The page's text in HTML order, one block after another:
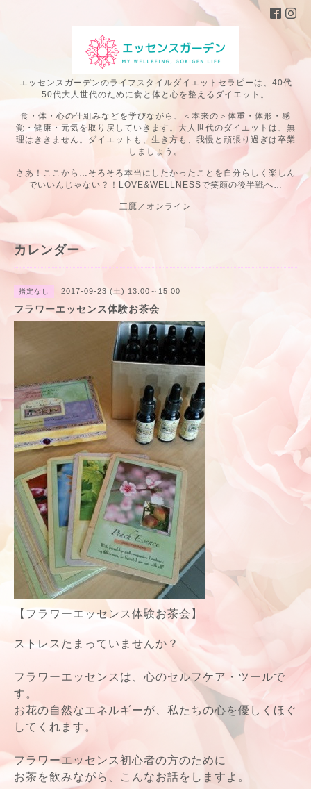
エッセンスガーデンのライフスタイルダイエットセラピーは、40代
50代大人世代のために食と体と心を整えるダイエット。
食・体・心の仕組みなどを学びながら、＜本来の＞体重・体形・感
覚・健康・元気を取り戻していきます。大人世代のダイエットは、無
理はききません。ダイエットも、生き方も、我慢と頑張り過ぎは卒業
しましょう。
さあ！ここから…そろそろ本当にしたかったことを自分らしく楽しん
でいいんじゃない？！LOVE&WELLNESSで笑顔の後半戦へ…
三鷹／オンライン
カレンダー
指定なし 2017-09-23 (土) 13:00～15:00
フラワーエッセンス体験お茶会
【フラワーエッセンス体験お茶会】
ストレスたまっていませんか？
フラワーエッセンスは、心のセルフケア・ツールで
す。
お花の自然なエネルギーが、私たちの心を優しくほぐ
してくれます。
フラワーエッセンス初心者の方のために
お茶を飲みながら、こんなお話をしますよ。